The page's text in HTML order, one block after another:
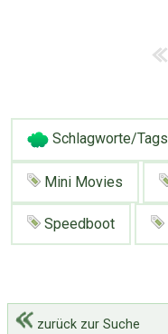
Schlagworte/Tags
Mini Movies
Speedboot
zurück zur Suche